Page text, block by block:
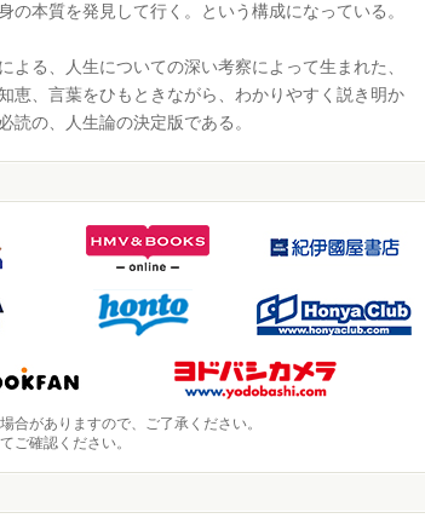
の本質を発見して行く。という構成になっている。
よる、人生についての深い考察によって生まれた、
恵、言葉をひもときながら、わかりやすく説き明か
読の、人生論の決定版である。
がありますので、ご了承ください。
ご確認ください。